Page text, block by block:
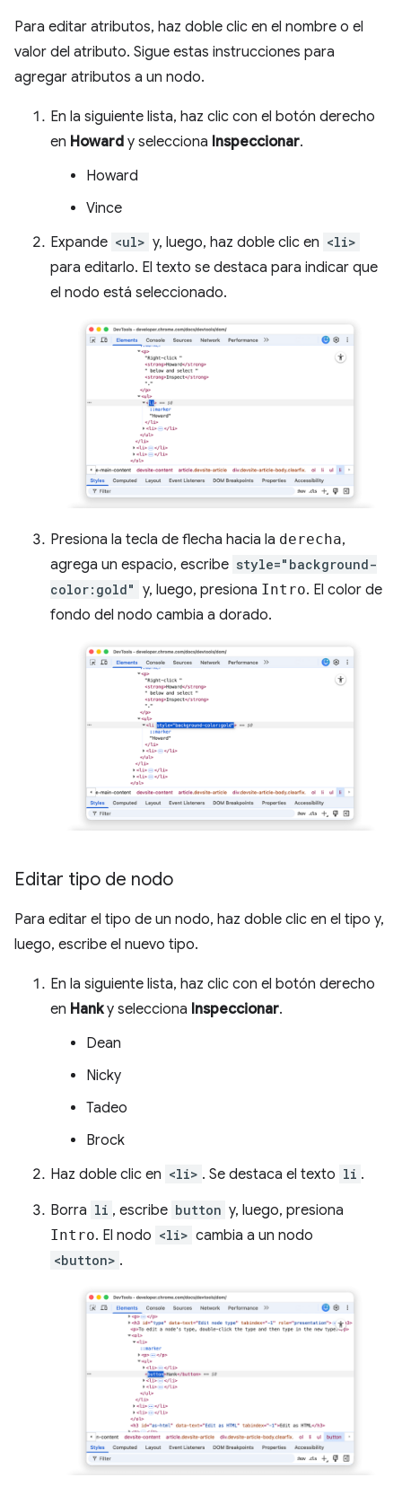
Para editar atributos, haz doble clic en el nombre o el
valor del atributo. Sigue estas instrucciones para
agregar atributos a un nodo.
En la siguiente lista, haz clic con el botón derecho
en Howard y selecciona Inspeccionar.
Howard
Vince
Expande <ul> y, luego, haz doble clic en <li>
para editarlo. El texto se destaca para indicar que
el nodo está seleccionado.
Presiona la tecla de flecha hacia la derecha,
agrega un espacio, escribe style="background-
color:gold" y, luego, presiona Intro. El color de
fondo del nodo cambia a dorado.
Editar tipo de nodo
Para editar el tipo de un nodo, haz doble clic en el tipo y,
luego, escribe el nuevo tipo.
En la siguiente lista, haz clic con el botón derecho
en Hanky selecciona Inspeccionar.
Dean
Nicky
Tadeo
Brock
Haz doble clic en <li> . Se destaca el texto li .
Borra li , escribe button y, luego, presiona
Intro. El nodo <li> cambia a un nodo
<button> .